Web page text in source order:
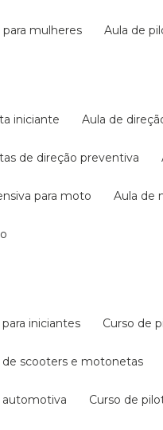
mulheres aula de
iniciante aula de
de direção preventiva
para moto aula
iniciantes curso de
de scooters e motonetas
automotiva curso de